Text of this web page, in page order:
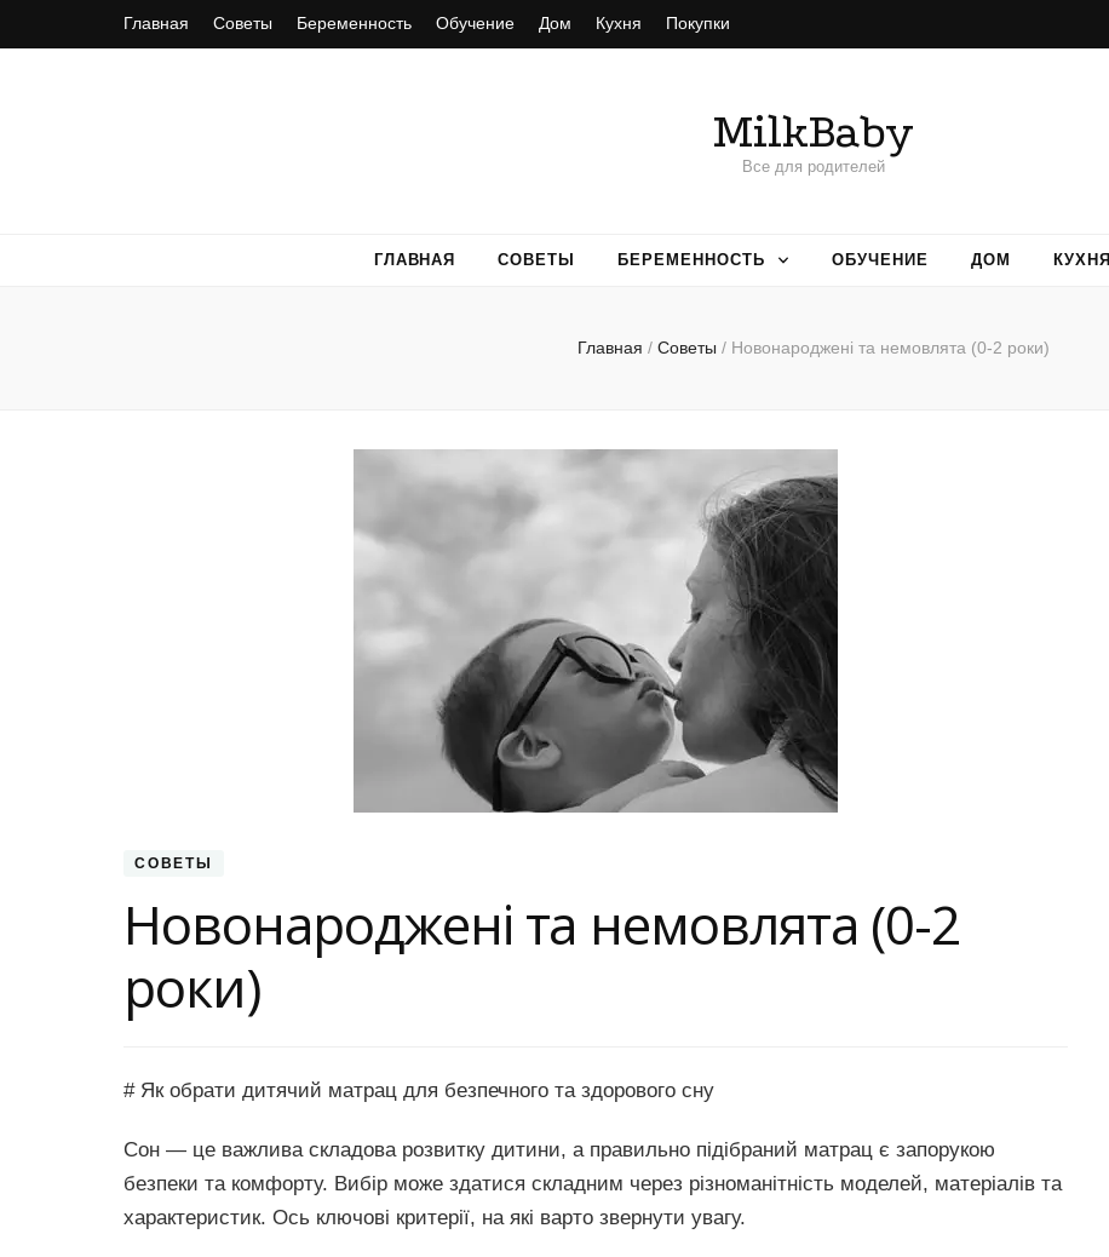
Главная Советы Беременность Обучение Дом Кухня Покупки
MilkBaby
Все для родителей
ГЛАВНАЯ СОВЕТЫ БЕРЕМЕННОСТЬ ОБУЧЕНИЕ ДОМ КУХНЯ
Главная / Советы / Новонароджені та немовлята (0-2 роки)
СОВЕТЫ
Новонароджені та немовлята (0-2
роки)
# Як обрати дитячий матрац для безпечного та здорового сну
Сон — це важлива складова розвитку дитини, а правильно підібраний матрац є запорукою
безпеки та комфорту. Вибір може здатися складним через різноманітність моделей, матеріалів та
характеристик. Ось ключові критерії, на які варто звернути увагу.